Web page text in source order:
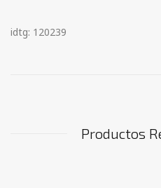
idtg: 120239
Productos